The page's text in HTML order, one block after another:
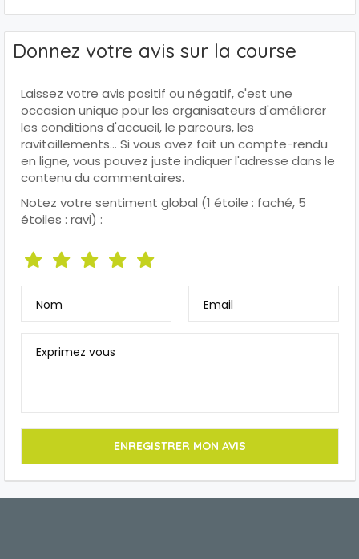
Donnez votre avis sur la course
Laissez votre avis positif ou négatif, c'est une
occasion unique pour les organisateurs d'améliorer
les conditions d'accueil, le parcours, les
ravitaillements... Si vous avez fait un compte-rendu
en ligne, vous pouvez juste indiquer l'adresse dans le
contenu du commentaires.
Notez votre sentiment global (1 étoile : faché, 5
étoiles : ravi) :
Nom Email
Exprimez vous